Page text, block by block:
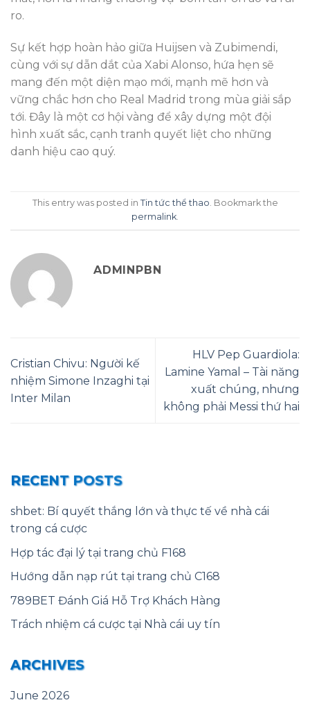
ro.
Sự kết hợp hoàn hảo giữa Huijsen và Zubimendi,
cùng với sự dẫn dắt của Xabi Alonso, hứa hẹn sẽ
mang đến một diện mạo mới, mạnh mẽ hơn và
vững chắc hơn cho Real Madrid trong mùa giải sắp
tới. Đây là một cơ hội vàng để xây dựng một đội
hình xuất sắc, cạnh tranh quyết liệt cho những
danh hiệu cao quý.
This entry was posted in Tin tức thể thao. Bookmark the
permalink.
ADMINPBN
Cristian Chivu: Người kế
nhiệm Simone Inzaghi tại
Inter Milan
HLV Pep Guardiola:
Lamine Yamal – Tài năng
xuất chúng, nhưng
không phải Messi thứ hai
RECENT POSTS
shbet: Bí quyết thắng lớn và thực tế về nhà cái
trong cá cược
Hợp tác đại lý tại trang chủ F168
Hướng dẫn nạp rút tại trang chủ C168
789BET Đánh Giá Hỗ Trợ Khách Hàng
Trách nhiệm cá cược tại Nhà cái uy tín
ARCHIVES
June 2026